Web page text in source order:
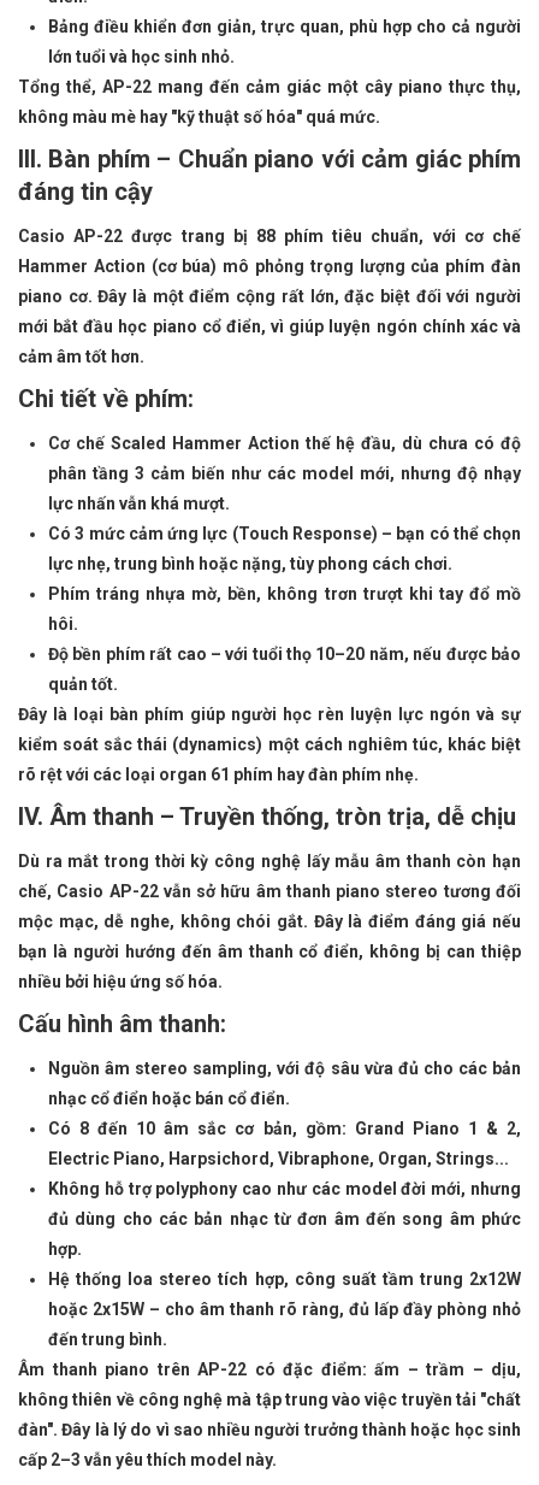
Bảng điều khiển đơn giản, trực quan, phù hợp cho cả người
lớn tuổi và học sinh nhỏ.
Tổng thể, AP-22 mang đến cảm giác một cây piano thực thụ,
không màu mè hay "kỹ thuật số hóa" quá mức.
III. Bàn phím – Chuẩn piano với cảm giác phím
đáng tin cậy
Casio AP-22 được trang bị 88 phím tiêu chuẩn, với cơ chế
Hammer Action (cơ búa) mô phỏng trọng lượng của phím đàn
piano cơ. Đây là một điểm cộng rất lớn, đặc biệt đối với người
mới bắt đầu học piano cổ điển, vì giúp luyện ngón chính xác và
cảm âm tốt hơn.
Chi tiết về phím:
Cơ chế Scaled Hammer Action thế hệ đầu, dù chưa có độ
phân tầng 3 cảm biến như các model mới, nhưng độ nhạy
lực nhấn vẫn khá mượt.
Có 3 mức cảm ứng lực (Touch Response) – bạn có thể chọn
lực nhẹ, trung bình hoặc nặng, tùy phong cách chơi.
Phím tráng nhựa mờ, bền, không trơn trượt khi tay đổ mồ
hôi.
Độ bền phím rất cao – với tuổi thọ 10–20 năm, nếu được bảo
quản tốt.
Đây là loại bàn phím giúp người học rèn luyện lực ngón và sự
kiểm soát sắc thái (dynamics) một cách nghiêm túc, khác biệt
rõ rệt với các loại organ 61 phím hay đàn phím nhẹ.
IV. Âm thanh – Truyền thống, tròn trịa, dễ chịu
Dù ra mắt trong thời kỳ công nghệ lấy mẫu âm thanh còn hạn
chế, Casio AP-22 vẫn sở hữu âm thanh piano stereo tương đối
mộc mạc, dễ nghe, không chói gắt. Đây là điểm đáng giá nếu
bạn là người hướng đến âm thanh cổ điển, không bị can thiệp
nhiều bởi hiệu ứng số hóa.
Cấu hình âm thanh:
Nguồn âm stereo sampling, với độ sâu vừa đủ cho các bản
nhạc cổ điển hoặc bán cổ điển.
Có 8 đến 10 âm sắc cơ bản, gồm: Grand Piano 1 & 2,
Electric Piano, Harpsichord, Vibraphone, Organ, Strings...
Không hỗ trợ polyphony cao như các model đời mới, nhưng
đủ dùng cho các bản nhạc từ đơn âm đến song âm phức
hợp.
Hệ thống loa stereo tích hợp, công suất tầm trung 2x12W
hoặc 2x15W – cho âm thanh rõ ràng, đủ lấp đầy phòng nhỏ
đến trung bình.
Âm thanh piano trên AP-22 có đặc điểm: ấm – trầm – dịu,
không thiên về công nghệ mà tập trung vào việc truyền tải "chất
đàn". Đây là lý do vì sao nhiều người trưởng thành hoặc học sinh
cấp 2–3 vẫn yêu thích model này.